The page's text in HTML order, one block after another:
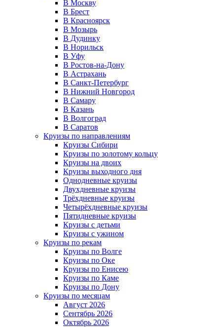
В Москву
В Брест
В Красноярск
В Мозырь
В Дудинку
В Норильск
В Уфу
В Ростов-на-Дону
В Астрахань
В Санкт-Петербург
В Нижний Новгород
В Самару
В Казань
В Волгоград
В Саратов
Круизы по направлениям
Круизы Сибири
Круизы по золотому кольцу
Круизы на двоих
Круизы выходного дня
Однодневные круизы
Двухдневные круизы
Трёхдневные круизы
Четырёхдневные круизы
Пятидневные круизы
Круизы с детьми
Круизы с ужином
Круизы по рекам
Круизы по Волге
Круизы по Оке
Круизы по Енисею
Круизы по Каме
Круизы по Дону
Круизы по месяцам
Август 2026
Сентябрь 2026
Октябрь 2026